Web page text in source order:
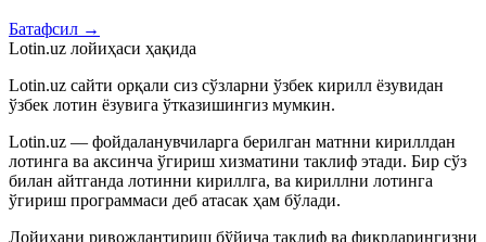
Батафсил →
Lotin.uz лойиҳаси ҳақида
Lotin.uz сайти орқали сиз сўзларни ўзбек кирилл ёзувидан
ўзбек лотин ёзувига ўтказишингиз мумкин.
Lotin.uz — фойдаланувчиларга берилган матнни кириллдан
лотинга ва аксинча ўгириш хизматини таклиф этади. Бир сўз
билан айтганда лотинни кириллга, ва кириллни лотинга
ўгириш программаси деб атасак ҳам бўлади.
Лойиҳани ривожлантириш бўйича таклиф ва фикрларингизни